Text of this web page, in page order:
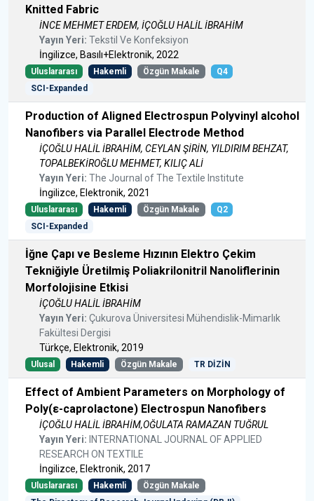
Knitted Fabric
İNCE MEHMET ERDEM, İÇOĞLU HALİL İBRAHİM
Yayın Yeri: Tekstil Ve Konfeksiyon
İngilizce, Basılı+Elektronik, 2022
Uluslararası Hakemli Özgün Makale
Q4
SCI-Expanded
Production of Aligned Electrospun Polyvinyl alcohol
Nanofibers via Parallel Electrode Method
İÇOĞLU HALİL İBRAHİM, CEYLAN ŞİRİN, YILDIRIM BEHZAT,
TOPALBEKİROĞLU MEHMET, KILIÇ ALİ
Yayın Yeri: The Journal of The Textile Institute
İngilizce, Elektronik, 2021
Uluslararası Hakemli Özgün Makale
Q2
SCI-Expanded
İğne Çapı ve Besleme Hızının Elektro Çekim
Tekniğiyle Üretilmiş Poliakrilonitril Nanoliflerinin
Morfolojisine Etkisi
İÇOĞLU HALİL İBRAHİM
Yayın Yeri: Çukurova Üniversitesi Mühendislik-Mimarlık
Fakültesi Dergisi
Türkçe, Elektronik, 2019
Ulusal Hakemli Özgün Makale TR DİZİN
Effect of Ambient Parameters on Morphology of
Poly(ε-caprolactone) Electrospun Nanofibers
İÇOĞLU HALİL İBRAHİM,OĞULATA RAMAZAN TUĞRUL
Yayın Yeri: INTERNATIONAL JOURNAL OF APPLIED
RESEARCH ON TEXTILE
İngilizce, Elektronik, 2017
Uluslararası Hakemli
Özgün Makale